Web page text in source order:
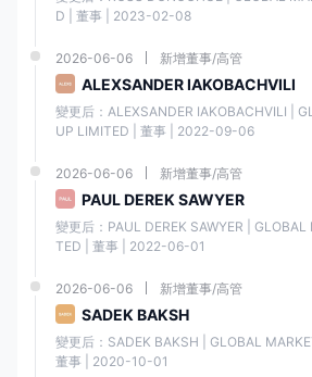
可獲得的最低存款要求使具有
始交易 澤匯資本.
MT4、MT5 和 cTrader 等流
提供了高級工具和功能的選
擇，以增強他們的交易體驗。
易者與其他交易者聯繫並向他
們學習，並可能從他們的見解
和策略中受益。
D | 董事 | 2023-02-08
2026-06-06 新增董事/高管
ALEXSANDER IAKOBACHVILI
變更后：ALEXSANDER IAKOBACHVILI |
UP LIMITED | 董事 | 2022-09-06
2026-06-06 新增董事/高管
PAUL DEREK SAWYER
變更后：PAUL DEREK SAWYER |
TED | 董事 | 2022-06-01
2026-06-06 新增董事/高管
SADEK BAKSH
變更后：SADEK BAKSH | GLOBAL
董事 | 2020-10-01